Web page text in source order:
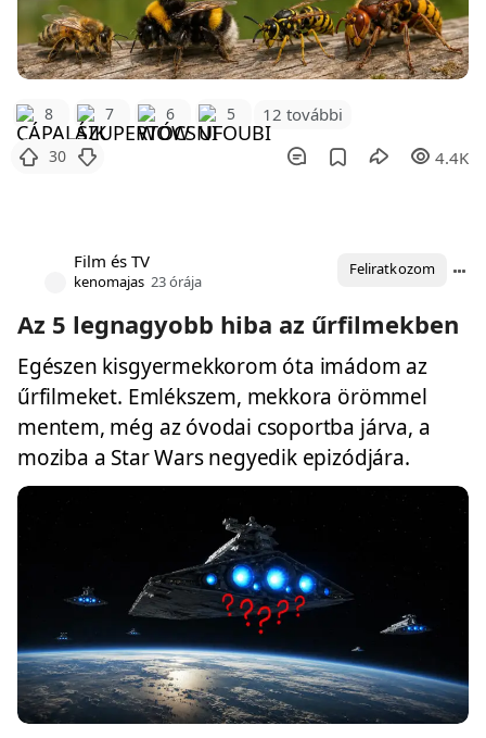
8 7 6 5 12 további
30 4.4K
Film és TV
kenomajas 23 órája
Feliratkozom
Az 5 legnagyobb hiba az űrfilmekben
Egészen kisgyermekkorom óta imádom az
űrfilmeket. Emlékszem, mekkora örömmel
mentem, még az óvodai csoportba járva, a
moziba a Star Wars negyedik epizódjára.